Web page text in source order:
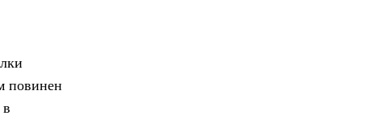
повинен